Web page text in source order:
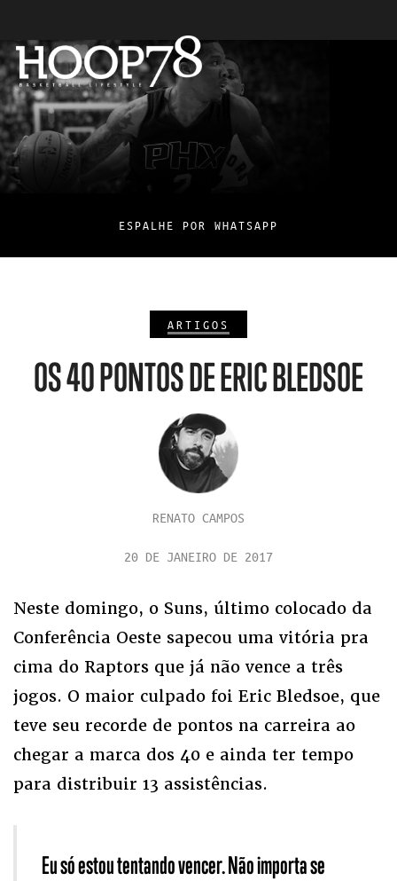
ESPALHE POR WHATSAPP
ARTIGOS
OS 40 PONTOS DE ERIC BLEDSOE
RENATO CAMPOS
20 DE JANEIRO DE 2017
Neste domingo, o Suns, último colocado da
Conferência Oeste sapecou uma vitória pra
cima do Raptors que já não vence a três
jogos. O maior culpado foi Eric Bledsoe, que
teve seu recorde de pontos na carreira ao
chegar a marca dos 40 e ainda ter tempo
para distribuir 13 assistências.
Eu só estou tentando vencer. Não importa se